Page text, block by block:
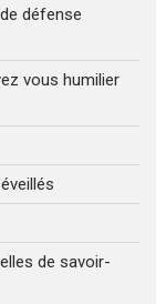
défense
vous humilier
de savoir-